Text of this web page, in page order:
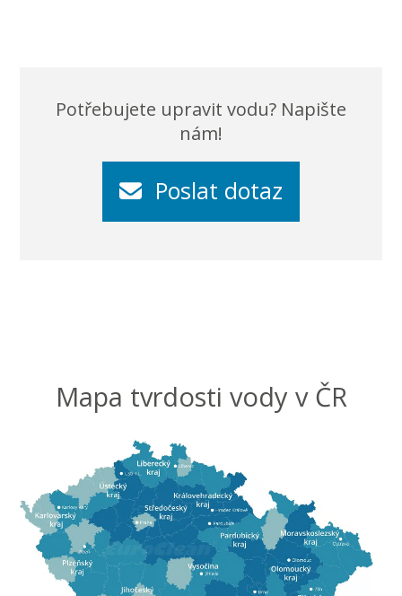
Potřebujete upravit vodu? Napište
nám!
Poslat dotaz
Mapa tvrdosti vody v ČR